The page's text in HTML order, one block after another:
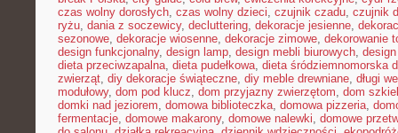
czas wolny dorosłych, czas wolny dzieci, czujnik czadu, czujnik
ryżu, dania z soczewicy, decluttering, dekoracje jesienne,
sezonowe, dekoracje wiosenne, dekoracje zimowe, dekorowanie
design funkcjonalny, design lamp, design mebli biurowych,
dieta przeciwzapalna, dieta pudełkowa, dieta śródziemnomorska
zwierząt, diy dekoracje świąteczne, diy meble drewniane, długi
modułowy, dom pod klucz, dom przyjazny zwierzętom, dom
domki nad jeziorem, domowa biblioteczka, domowa pizzeria,
fermentacje, domowe makarony, domowe nalewki, domowe